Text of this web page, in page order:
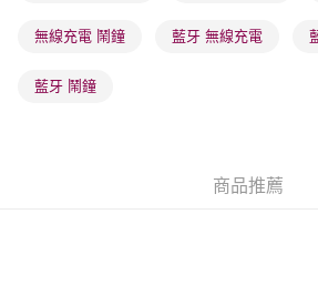
(香港門市) 只顯示可選門市。確認發貨後2-
每筆HK$20.00，滿HK$100.00或以上免運費
每筆HK$20.00，滿HK$100.00或以上免運費
無線充電 鬧鐘 藍牙 無線充電
藍牙 鬧鐘
商品推薦